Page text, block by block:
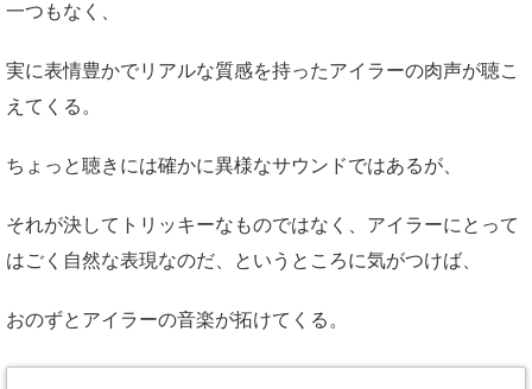
一つもなく、
実に表情豊かでリアルな質感を持ったアイラーの肉声が聴こ
えてくる。
ちょっと聴きには確かに異様なサウンドではあるが、
それが決してトリッキーなものではなく、アイラーにとって
はごく自然な表現なのだ、というところに気がつけば、
おのずとアイラーの音楽が拓けてくる。